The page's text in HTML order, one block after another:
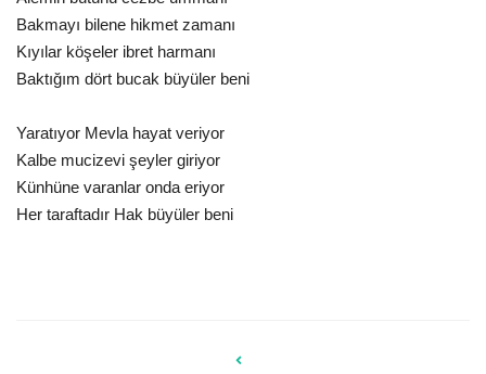
Bakmayı bilene hikmet zamanı
Kıyılar köşeler ibret harmanı
Baktığım dört bucak büyüler beni
Yaratıyor Mevla hayat veriyor
Kalbe mucizevi şeyler giriyor
Künhüne varanlar onda eriyor
Her taraftadır Hak büyüler beni